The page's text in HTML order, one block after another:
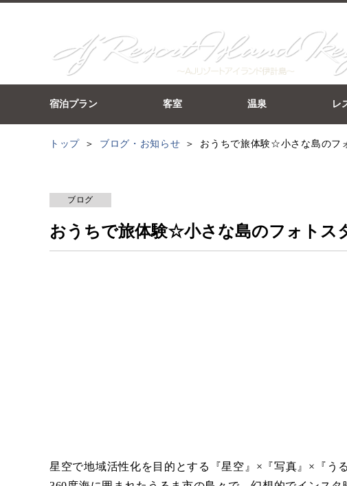
宿泊プラン 客室 温泉 レ
トップ ブログ・お知らせ おうちで旅体験☆小さな島のフ
ブログ
おうちで旅体験☆小さな島のフォトス
星空で地域活性化を目的とする『星空』×『写真』×『う